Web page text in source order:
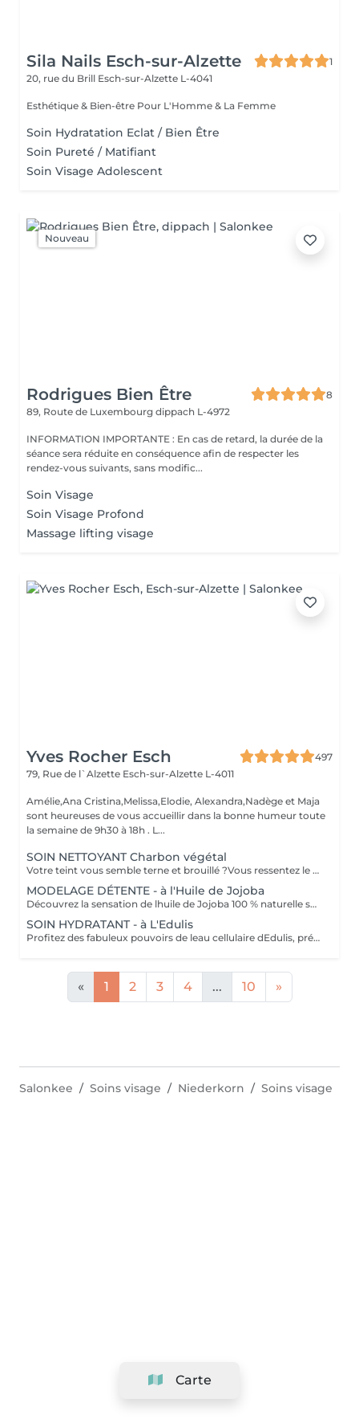
Sila Nails Esch-sur-Alzette
1
20, rue du Brill Esch-sur-Alzette L-4041
Esthétique & Bien-être Pour L'Homme & La Femme
Soin Hydratation Eclat / Bien Être
Soin Pureté / Matifiant
Soin Visage Adolescent
Nouveau
Rodrigues Bien Être
8
89, Route de Luxembourg dippach L-4972
INFORMATION IMPORTANTE : En cas de retard, la durée de la
séance sera réduite en conséquence afin de respecter les
rendez-vous suivants, sans modific...
Soin Visage
Soin Visage Profond
Massage lifting visage
Yves Rocher Esch
497
79, Rue de l`Alzette Esch-sur-Alzette L-4011
Amélie,Ana Cristina,Melissa,Elodie, Alexandra,Nadège et Maja
sont heureuses de vous accueillir dans la bonne humeur toute
la semaine de 9h30 à 18h . L...
SOIN NETTOYANT Charbon végétal
Votre teint vous semble terne et brouillé ?Vous ressentez le besoin de nettoyer votre peau? Ce soin nettoyant s'adresse à vous. Il permettra de traiter votre peau sans la décaper. Purifié et détoxifié, votre visage retrouve un teint unifié,frais et lumineux. Une vraie bouffée d'oxygène pour votre peau!
MODELAGE DÉTENTE - à l'Huile de Jojoba
Découvrez la sensation de lhuile de Jojoba 100 % naturelle sur votre peau. Nourrie, votre peau retrouve tout son confort. Libéré de ses tensions grâce aux mains habiles de notre esthéticienne, votre visage est détendu. Bénéfices : Nourrie, votre peau retrouve tout son confort.
SOIN HYDRATANT - à L'Edulis
Profitez des fabuleux pouvoirs de leau cellulaire dEdulis, précieuse source dhydratation continue. Après la brumisation du Sérum concentré en eau cellulaire, le Masque Crème ressourçant se transforme en une texture soyeuse qui fond sur votre peau sous le délicat modelage de notre esthéticienne. Bénéfices : Gorgée deau, votre peau retrouve douceur, souplesse et éclat. Retrouvez le confort dune peau hydratée en continu.
« 1 2 3 4 ... 10 »
Carte
Salonkee Soins visage Niederkorn Soins visage